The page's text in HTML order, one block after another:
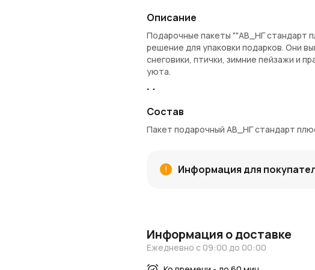
Описание
Подарочные пакеты ""АВ_НГ стандарт
решение для упаковки подарков. Они
снеговики, птички, зимние пейзажи и
уюта.
Материалы и качество
Пакеты изготовлены из плотной
рвётся при транспортировке. Прочные
качественная печать сохраняет
Эти пакеты идеально подходят для
Красочный дизайн: Пакеты
праздничное настроение.
Надёжные материалы: Плотная
Состав
Пакет подарочный АВ_НГ стандарт
Информация для
Информация о доставке
Ежедневно с 09:00 до 00:00